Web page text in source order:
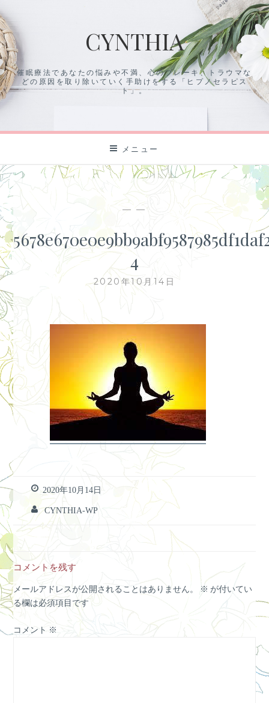
ン
テ
ン
ツ
に
ス
キ
プ
CYNTHIA
催眠療法であなたの悩みや不満、心のブレーキ、トラウマな
どの原因を取り除いていく手助けをする「ヒプノセラピス
ト」。
メニュー
— —
4
2020年10月14日
2020年10月14日
CYNTHIA-WP
コメントを残す
メールアドレスが公開されることはありません。 ※ が付いてい
る欄は必須項目です
コメント ※